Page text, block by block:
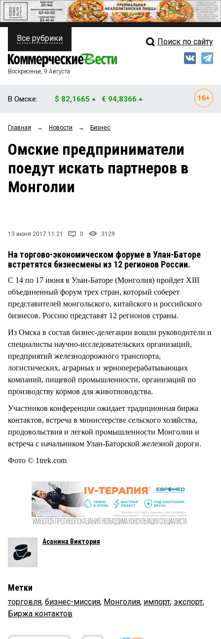
ПОЛИТИКА
ФИНАНСЫ
ОБЩЕСТВО
ЗАКОН
НОВОСТИ КОМПАНИЙ
Свежий выпуск
Рейтинги
Блоги
Все рубрики Поиск по сайту
Воскресенье, 9 Августа
В Омске: $ 82,1665 € 94,8366
Главная → Новости → Бизнес
Омские предприниматели
поедут искать партнеров в
Монголии
13 июня 2017 11:21 0 3129
На торгово-экономическом форуме в Улан-Баторе
встретятся бизнесмены из 12 регионов России.
С 14 по 17 июня в Улан-Баторе (Монголия) пройдет XIII
объединенный форум трех стран, который соберет
представителей монгольского, китайского и российского
бизнесов. Россию представят 12 регионов страны.
Из Омска в состав бизнес-делегации вошли руководители и
специалисты научно-исследовательских организаций,
предприятий железнодорожного транспорта,
логистических, аграрных и зерноперерабатывающих
компаний, пищевой промышленности, организаций по
производству кормов для животноводства.
Участников конференции ожидает традиционная биржа
контактов, встреча в министерстве сельского хозяйства,
продовольствия и легкой промышленности Монголии и
встреча с начальником Улан-Баторской железной дороги.
Фото © 1trek.com
Асанина Виктория
Метки
торговля, бизнес-миссия, Монголия, импорт, экспорт,
Биржа контактов